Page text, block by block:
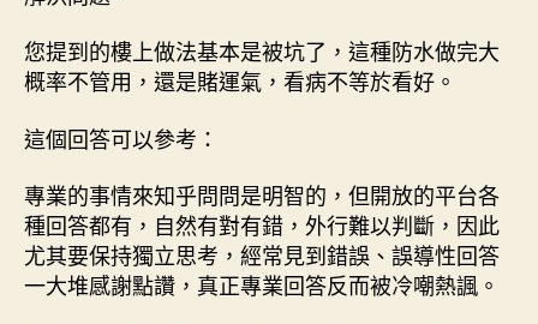
您提到的樓上做法基本是被坑了，這種防水做完大
概率不管用，還是賭運氣，看病不等於看好。
這個回答可以參考：
專業的事情來知乎問問是明智的，但開放的平台各
種回答都有，自然有對有錯，外行難以判斷，因此
尤其要保持獨立思考，經常見到錯誤、誤導性回答
一大堆感謝點讚，真正專業回答反而被冷嘲熱諷。